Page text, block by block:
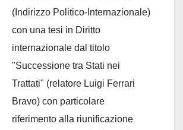
(Indirizzo Politico-Internazionale)
con una tesi in Diritto
internazionale dal titolo
"Successione tra Stati nei
Trattati" (relatore Luigi Ferrari
Bravo) con particolare
riferimento alla riunificazione